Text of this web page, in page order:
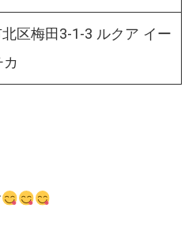
区梅田3-1-3 ルクア イー